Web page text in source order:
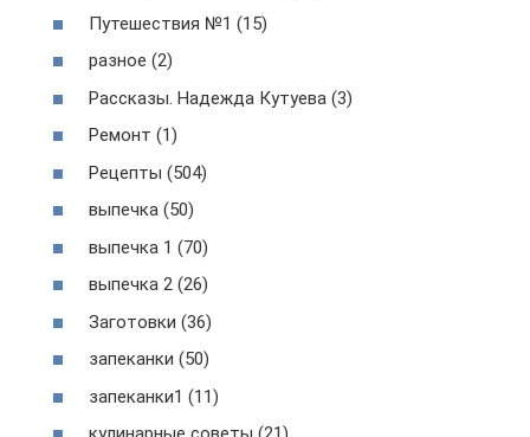
Путешествия №1 (15)
разное (2)
Рассказы. Надежда Кутуева (3)
Ремонт (1)
Рецепты (504)
выпечка (50)
выпечка 1 (70)
выпечка 2 (26)
Заготовки (36)
запеканки (50)
запеканки1 (11)